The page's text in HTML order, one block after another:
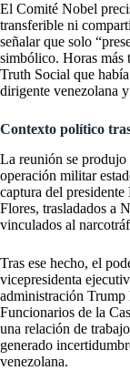
El Comité Nobel
transferible ni
señalar que solo
simbólico. Horas más
Truth Social que
dirigente venezolana
Contexto político
La reunión se produjo
operación militar
captura del
Flores, trasladados a
vinculados al
Tras ese hecho, el
vicepresidenta
administración Trump
Funcionarios de la
una relación de
generado
venezolana.